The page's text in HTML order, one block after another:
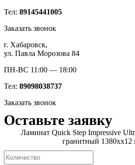
Тел: 89145441005
Заказать звонок
г. Хабаровск,
ул. Павла Морозова 84
ПН-ВС 11:00 — 18:00
Тел: 89098038737
Заказать звонок
Оставьте заявку
Ламинат Quick Step Impressive
гранитный 1380хх12